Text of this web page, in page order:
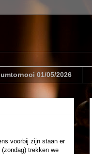
01/05/2026
voorbij zijn staan er
trekken we